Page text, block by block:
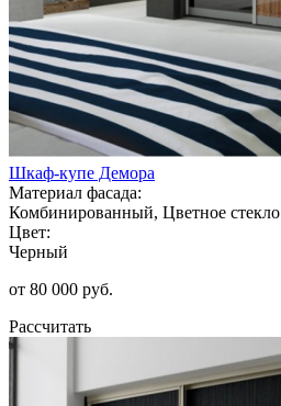
Шкаф-купе Демора
Материал фасада:
Комбинированный, Цветное стекло
Цвет:
Черный
от 80 000 руб.
Рассчитать